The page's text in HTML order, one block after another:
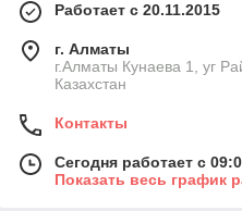
Работает с 20.11.2015
г. Алматы
г.Алматы Кунаева 1, уг
Казахстан
Контакты
Сегодня работает с
Показать весь график